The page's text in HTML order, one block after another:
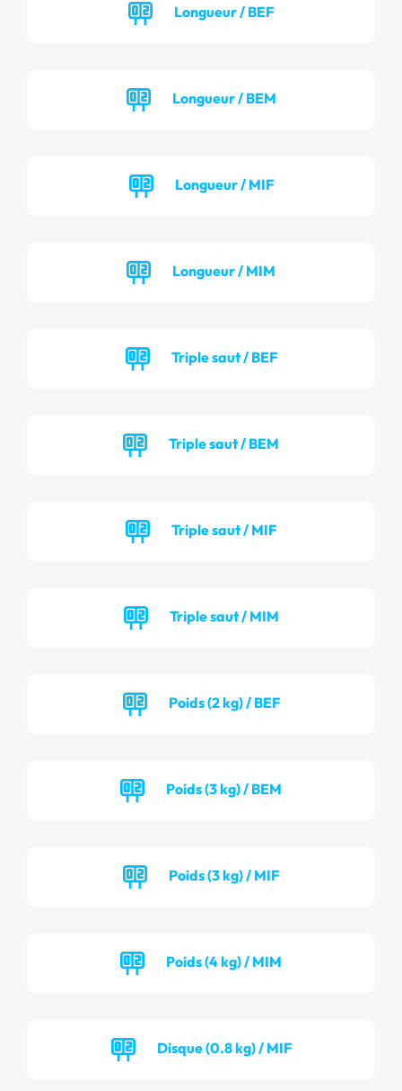
Longueur / BEF
Longueur / BEM
Longueur / MIF
Longueur / MIM
Triple saut / BEF
Triple saut / BEM
Triple saut / MIF
Triple saut / MIM
Poids (2 kg) / BEF
Poids (3 kg) / BEM
Poids (3 kg) / MIF
Poids (4 kg) / MIM
Disque (0.8 kg) / MIF